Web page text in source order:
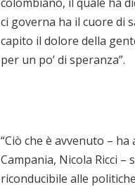
ci governa ha il cuore di
capito il dolore della
per un po’ di speranza”.
“Ciò che è avvenuto –
Campania, Nicola Ricci
riconducibile alle